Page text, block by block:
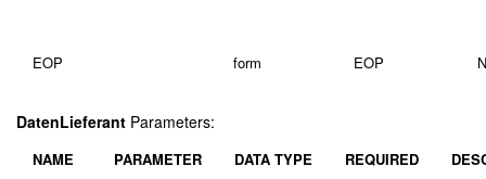
EOP form EOP
DatenLieferant Parameters:
NAME PARAMETER DATA TYPE REQUIRED